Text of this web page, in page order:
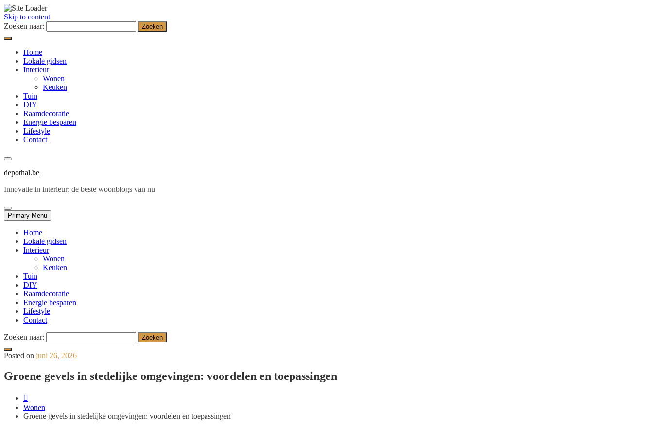
Skip to content
Zoeken naar:
Home
Lokale gidsen
Interieur
Wonen
Keuken
Tuin
DIY
Raamdecoratie
Energie besparen
Lifestyle
Contact
depothal.be
Innovatie in interieur: de beste woonblogs van nu
Primary Menu
Home
Lokale gidsen
Interieur
Wonen
Keuken
Tuin
DIY
Raamdecoratie
Energie besparen
Lifestyle
Contact
Zoeken naar:
Posted on juni 26, 2026
Groene gevels in stedelijke omgevingen: voordelen en toepassingen
Wonen
Groene gevels in stedelijke omgevingen: voordelen en toepassingen